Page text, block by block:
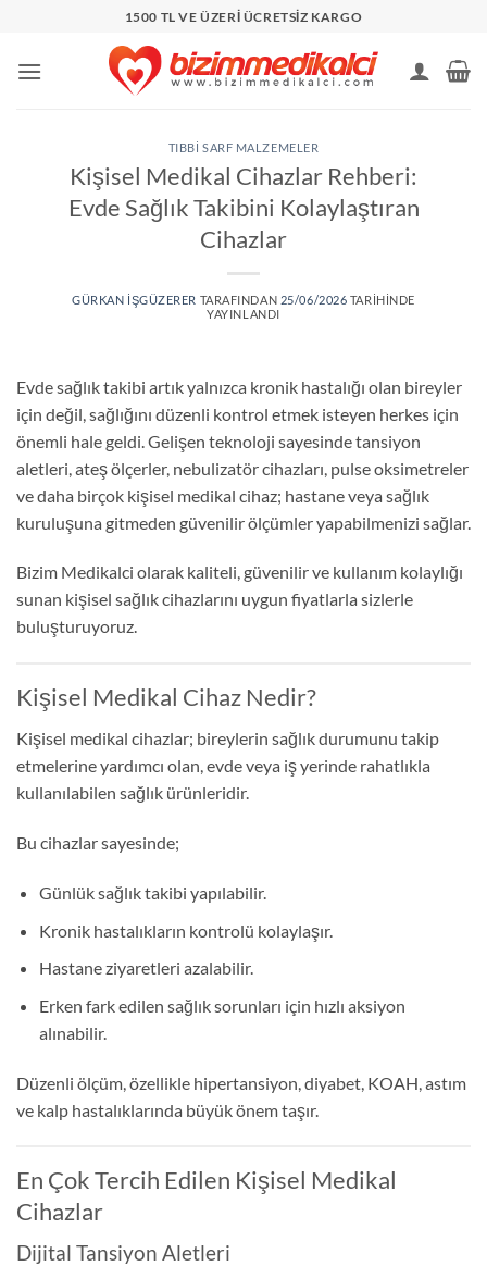
1500 TL VE ÜZERİ ÜCRETSİZ KARGO
TIBBI SARF MALZEMELER
Kişisel Medikal Cihazlar Rehberi:
Evde Sağlık Takibini Kolaylaştıran
Cihazlar
GÜRKAN IŞGÜZERER TARAFINDAN 25/06/2026 TARIHINDE
YAYINLANDI
Evde sağlık takibi artık yalnızca kronik hastalığı olan bireyler
için değil, sağlığını düzenli kontrol etmek isteyen herkes için
önemli hale geldi. Gelişen teknoloji sayesinde tansiyon
aletleri, ateş ölçerler, nebulizatör cihazları, pulse oksimetreler
ve daha birçok kişisel medikal cihaz; hastane veya sağlık
kuruluşuna gitmeden güvenilir ölçümler yapabilmenizi sağlar.
Bizim Medikalci olarak kaliteli, güvenilir ve kullanım kolaylığı
sunan kişisel sağlık cihazlarını uygun fiyatlarla sizlerle
buluşturuyoruz.
Kişisel Medikal Cihaz Nedir?
Kişisel medikal cihazlar; bireylerin sağlık durumunu takip
etmelerine yardımcı olan, evde veya iş yerinde rahatlıkla
kullanılabilen sağlık ürünleridir.
Bu cihazlar sayesinde;
Günlük sağlık takibi yapılabilir.
Kronik hastalıkların kontrolü kolaylaşır.
Hastane ziyaretleri azalabilir.
Erken fark edilen sağlık sorunları için hızlı aksiyon
alınabilir.
Düzenli ölçüm, özellikle hipertansiyon, diyabet, KOAH, astım
ve kalp hastalıklarında büyük önem taşır.
En Çok Tercih Edilen Kişisel Medikal
Cihazlar
Dijital Tansiyon Aletleri